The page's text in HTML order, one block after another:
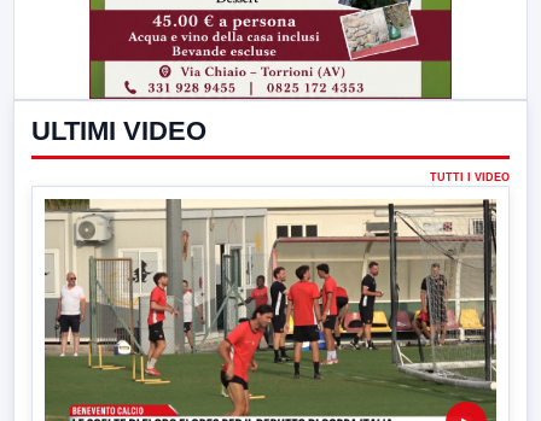
ULTIMI VIDEO
TUTTI I VIDEO